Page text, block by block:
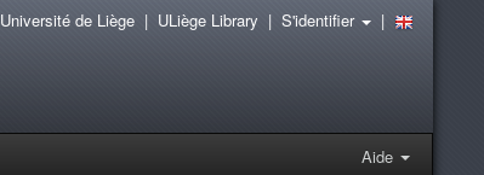
Aide
Université de Liège| ULiège Library | S'identifier |